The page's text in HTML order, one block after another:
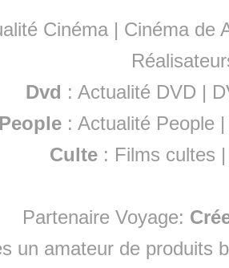
Cinéma | Cinéma de
Dvd : Actualité DVD |
People :Actualité People
Culte : Films cultes
Partenaire Voyage:
un amateur de produits